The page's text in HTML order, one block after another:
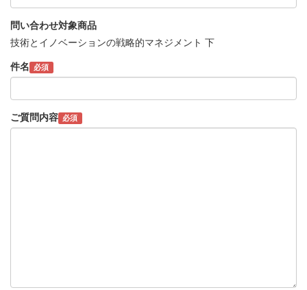
問い合わせ対象商品
技術とイノベーションの戦略的マネジメント 下
件名 必須
ご質問内容 必須